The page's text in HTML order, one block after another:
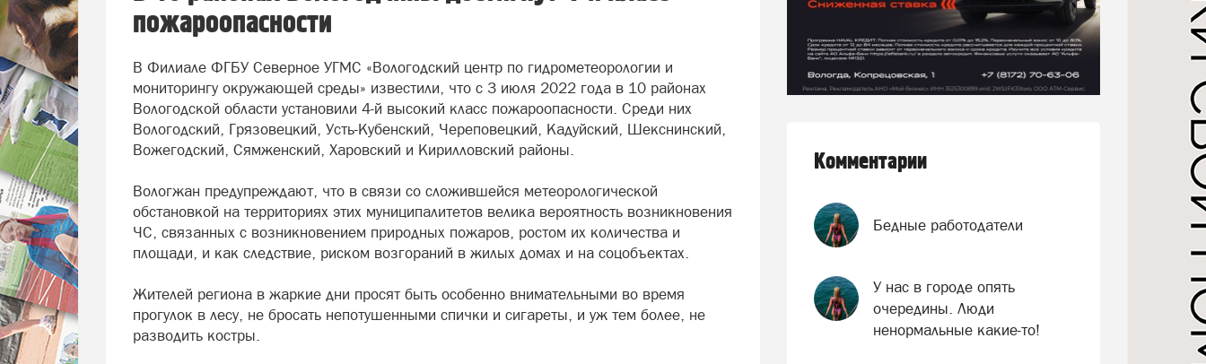
пожароопасности
В Филиале ФГБУ Северное УГМС «Вологодский центр по гидрометеорологии и
мониторингу окружающей среды» известили, что с 3 июля 2022 года в 10 районах
Вологодской области установили 4-й высокий класс пожароопасности. Среди них
Вологодский, Грязовецкий, Усть-Кубенский, Череповецкий, Кадуйский, Шекснинский,
Вожегодский, Сямженский, Харовский и Кирилловский районы.
Вологжан предупреждают, что в связи со сложившейся метеорологической
обстановкой на территориях этих муниципалитетов велика вероятность возникновения
ЧС, связанных с возникновением природных пожаров, ростом их количества и
площади, и как следствие, риском возгораний в жилых домах и на соцобъектах.
Жителей региона в жаркие дни просят быть особенно внимательными во время
прогулок в лесу, не бросать непотушенными спички и сигареты, и уж тем более, не
разводить костры.
Комментарии
Бедные работодатели
У нас в городе опять
очередины. Люди
ненормальные какие-то!